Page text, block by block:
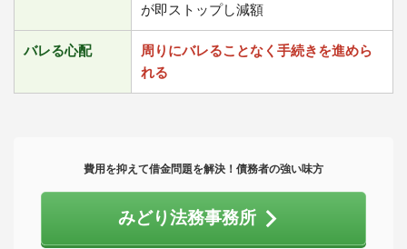
が即ストップし減額
バレる心配
周りにバレることなく手続きを進めら
れる
費用を抑えて借金問題を解決！債務者の強い味方
みどり法務事務所